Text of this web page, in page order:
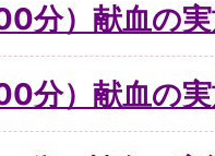
分）献血の
分）献血の